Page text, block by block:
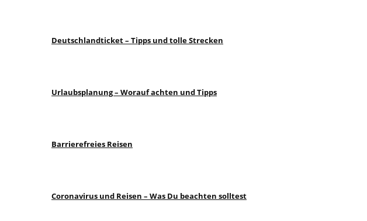
Deutschlandticket – Tipps und tolle Strecken
Urlaubsplanung – Worauf achten und Tipps
Barrierefreies Reisen
Coronavirus und Reisen – Was Du beachten solltest